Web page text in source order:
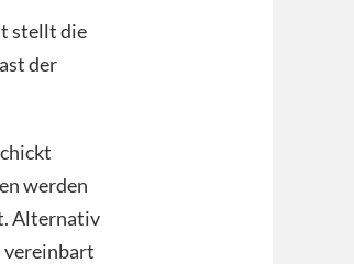
stellt die
der
werden
Alternativ
vereinbart